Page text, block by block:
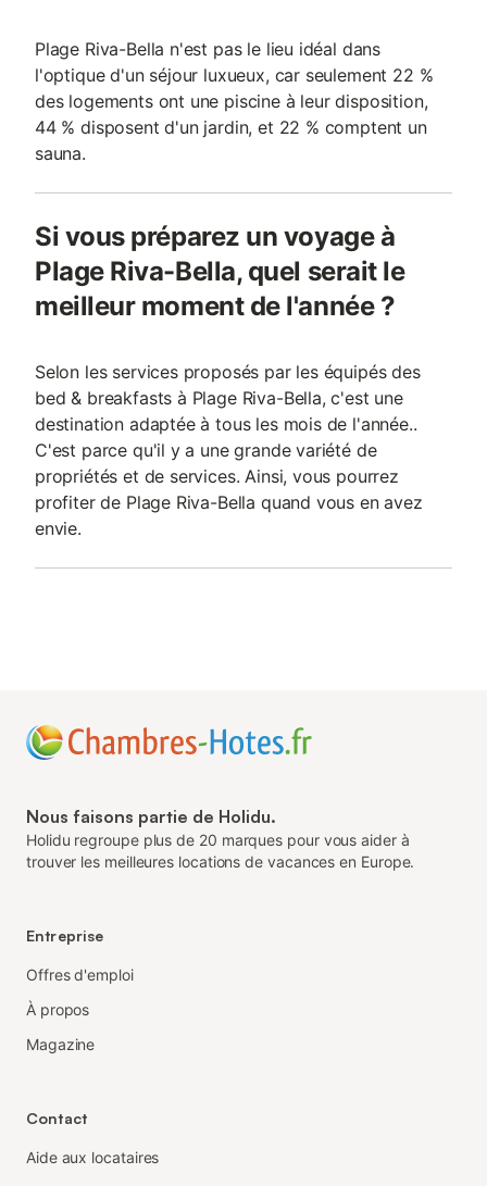
Plage Riva-Bella n'est pas le lieu idéal dans
l'optique d'un séjour luxueux, car seulement 22 %
des logements ont une piscine à leur disposition,
44 % disposent d'un jardin, et 22 % comptent un
sauna.
Si vous préparez un voyage à
Plage Riva-Bella, quel serait le
meilleur moment de l'année ?
Selon les services proposés par les équipés des
bed & breakfasts à Plage Riva-Bella, c'est une
destination adaptée à tous les mois de l'année..
C'est parce qu'il y a une grande variété de
propriétés et de services. Ainsi, vous pourrez
profiter de Plage Riva-Bella quand vous en avez
envie.
Nous faisons partie de Holidu.
Holidu regroupe plus de 20 marques pour vous aider à
trouver les meilleures locations de vacances en Europe.
Entreprise
Offres d'emploi
À propos
Magazine
Contact
Aide aux locataires